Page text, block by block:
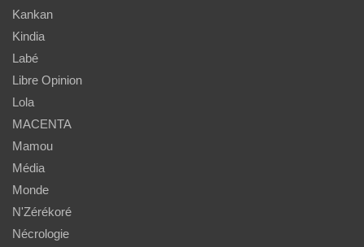
Kankan
Kindia
Labé
Libre Opinion
Lola
MACENTA
Mamou
Média
Monde
N'Zérékoré
Nécrologie